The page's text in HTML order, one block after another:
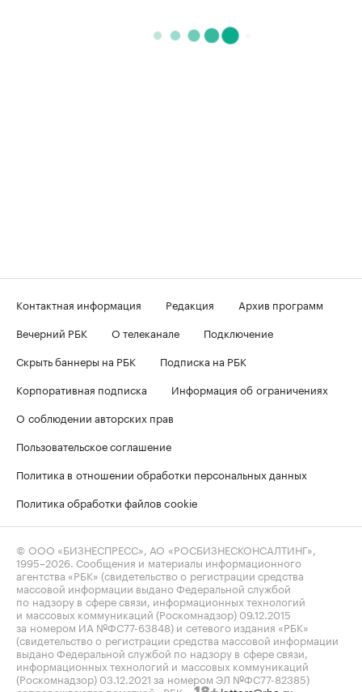
Контактная информация Редакция
Архив программ
Вечерний РБК
О телеканале
Подключение
Скрыть баннеры на РБК
Подписка на РБК
Корпоративная подписка
Информация об ограничениях
О соблюдении авторских прав
Пользовательское соглашение
Политика в отношении обработки персональных данных
Политика обработки файлов cookie
© ООО «БИЗНЕСПРЕСС», АО «РОСБИЗНЕСКОНСАЛТИНГ»,
1995–2026 . Сообщения и материалы информационного
агентства «РБК» (свидетельство о регистрации средства
массовой информации выдано Федеральной службой
по надзору в сфере связи, информационных технологий
и массовых коммуникаций (Роскомнадзор) 09.12.2015
за номером ИА №ФС77-63848) и сетевого издания «РБК»
(свидетельство о регистрации средства массовой информации
выдано Федеральной службой по надзору в сфере связи,
информационных технологий и массовых коммуникаций
(Роскомнадзор) 03.12.2021 за номером ЭЛ №ФС77-82385)